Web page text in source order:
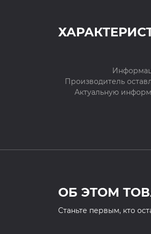
Производитель
Актуальную
ОБ ЭТОМ
Cтаньте первым, кто